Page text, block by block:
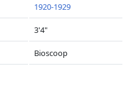
1920-1929
3'4"
Bioscoop